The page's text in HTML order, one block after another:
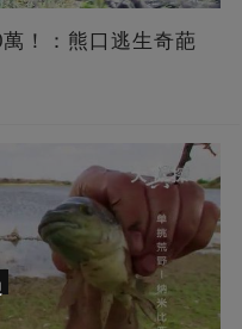
！：熊口逃生奇葩